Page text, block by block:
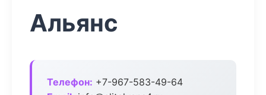
Альянс
Телефон: +7-967-583-49-64